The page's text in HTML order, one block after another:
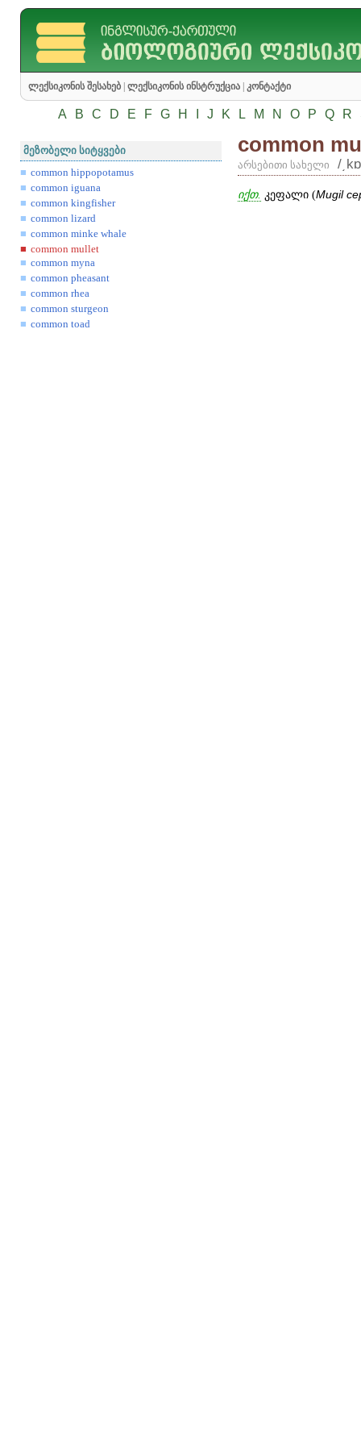
ლექსიკონის შესახებ ლექსიკონის ინსტრუქცია კონტაქტი
A B C D E F G H J K L M N O P Q R
მეზობელი სიტყვები
common hippopotamus
common iguana
common kingfisher
common lizard
common minke whale
common mullet
common myna
common pheasant
common rhea
common sturgeon
common toad
common
არსებითი სახელი /
იქთ. კეფალი (Mugil